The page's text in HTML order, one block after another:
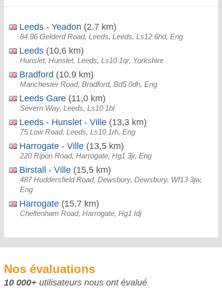
Leeds - Yeadon (2,7 km)
84 86 Gelderd Road, Leeds, Leeds, Ls12 6hd, Eng
Leeds (10,6 km)
Hunslet, Hunslet, Leeds, Ls10 1qr, Yorkshire
Bradford (10,9 km)
Manchester Road, Bradford, Bd5 0dh, Eng
Leeds Gare (11,0 km)
Severn Way, Leeds, Ls10 1bl
Leeds - Hunslet - Ville (13,3 km)
75 Low Road, Leeds, Ls10 1rh, Eng
Harrogate - Ville (13,5 km)
220 Ripon Road, Harrogate, Hg1 3jr, Eng
Birstall - Ville (15,5 km)
487 Huddersfield Road, Dewsbury, Dewsbury, Wf13 3jw,
Eng
Harrogate (15,7 km)
Cheltenham Road, Harrogate, Hg1 Idj
Nos évaluations
10 000+ utilisateurs nous ont évalué